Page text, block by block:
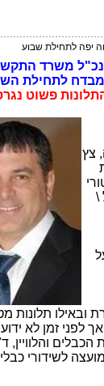
יפה לתחילת שבוע
בחתימת מנכ"ל משרד
לתחילת
פשוט
צץ
\
ובאילו תלונות
זמן לא ידוע
הכבלים והלוויין,
לשידורי